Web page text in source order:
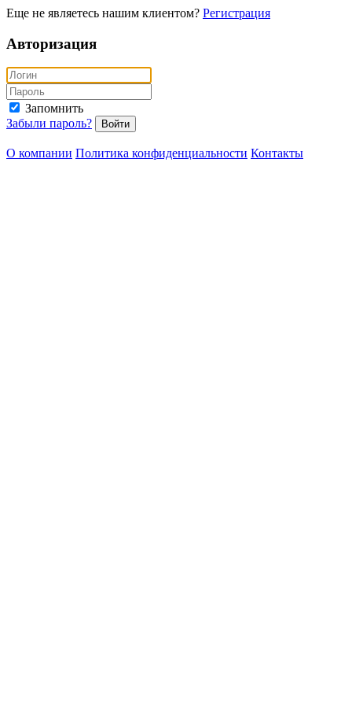
Еще не являетесь нашим клиентом? Регистрация
Авторизация
Запомнить
Забыли пароль?
Войти
О компании Политика конфиденциальности Контакты